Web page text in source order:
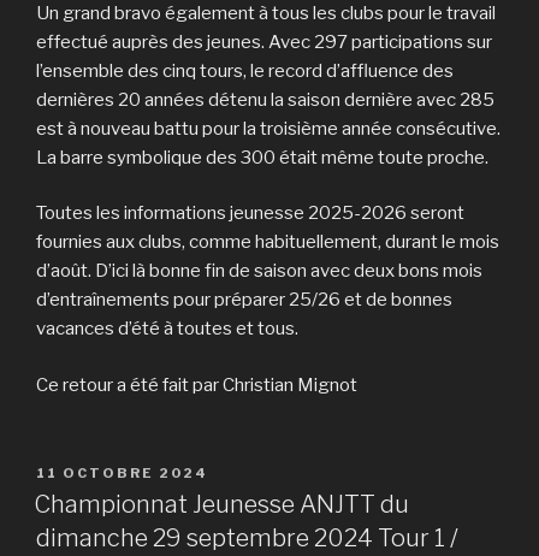
Un grand bravo également à tous les clubs pour le travail
effectué auprès des jeunes. Avec 297 participations sur
l’ensemble des cinq tours, le record d’affluence des
dernières 20 années détenu la saison dernière avec 285
est à nouveau battu pour la troisième année consécutive.
La barre symbolique des 300 était même toute proche.
Toutes les informations jeunesse 2025-2026 seront
fournies aux clubs, comme habituellement, durant le mois
d’août. D’ici là bonne fin de saison avec deux bons mois
d’entraînements pour préparer 25/26 et de bonnes
vacances d’été à toutes et tous.
Ce retour a été fait par Christian Mignot
PUBLIÉ
LE
11 OCTOBRE 2024
Championnat Jeunesse ANJTT du
dimanche 29 septembre 2024 Tour 1 /